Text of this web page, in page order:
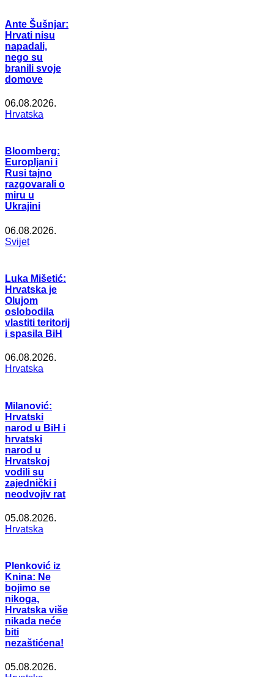
Ante Šušnjar:
Hrvati nisu
napadali,
nego su
branili svoje
domove
06.08.2026.
Hrvatska
Bloomberg:
Europljani i
Rusi tajno
razgovarali o
miru u
Ukrajini
06.08.2026.
Svijet
Luka Mišetić:
Hrvatska je
Olujom
oslobodila
vlastiti teritorij
i spasila BiH
06.08.2026.
Hrvatska
Milanović:
Hrvatski
narod u BiH i
hrvatski
narod u
Hrvatskoj
vodili su
zajednički i
neodvojiv rat
05.08.2026.
Hrvatska
Plenković iz
Knina: Ne
bojimo se
nikoga,
Hrvatska više
nikada neće
biti
nezaštićena!
05.08.2026.